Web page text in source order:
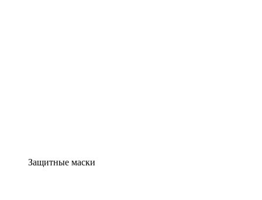
Защитные маски